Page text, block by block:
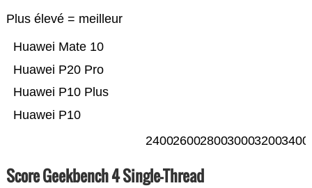
Plus élevé = meilleur
Huawei P10
Huawei P10 Plus
Huawei P20 Pro
Huawei Mate 10
240026002800300032003400
Score Geekbench 4 Single-Thread